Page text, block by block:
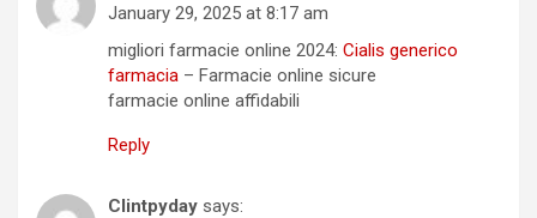
January 29, 2025 at 8:17 am
migliori farmacie online 2024: Cialis generico
farmacia – Farmacie online sicure
farmacie online affidabili
Reply
Clintpyday says: